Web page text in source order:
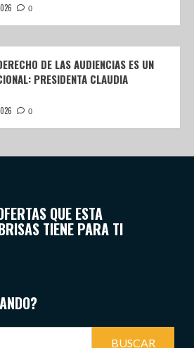
0
DE LAS AUDIENCIAS ES UN
PRESIDENTA CLAUDIA
0
QUE ESTA
TIENE PARA TI